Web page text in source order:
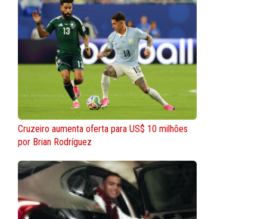
Cruzeiro aumenta oferta para US$ 10 milhões
por Brian Rodríguez